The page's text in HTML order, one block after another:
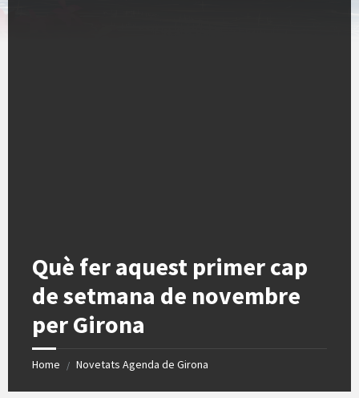
Què fer aquest primer cap
de setmana de novembre
per Girona
Home / Novetats Agenda de Girona